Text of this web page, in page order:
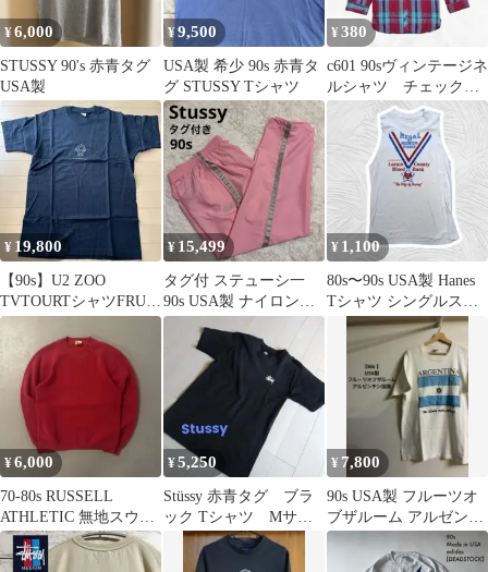
¥6,000
STUSSY 90's 赤青タグ
USA製
¥9,500
USA製 希少 90s 赤青タ
グ STUSSY Tシャツ
¥380
c601 90sヴィンテージネ
ルシャツ チェック七
分袖 レトロカジュア
ル 平成
¥ 19,800
【90s】U2 ZOO
TVTOURTシャツFRUIT
OF THE LOOM
¥ 15,499
タグ付 ステューシ一
90s USA製 ナイロンパ
ンツ ピンク M y2k
¥ 1,100
80s〜90s USA製 Hanes
Tシャツ シングルステ
ッチ M 白
¥6,000
70-80s RUSSELL
ATHLETIC 無地スウェ
ット 赤タグ USA製
¥5,250
Stüssy 赤青タグ ブラ
ック Tシャツ Мサイ
¥ 7,800
90s USA製 フルーツオ
ブザルーム アルゼンチ
ン 国旗 Tシャツ L 古着